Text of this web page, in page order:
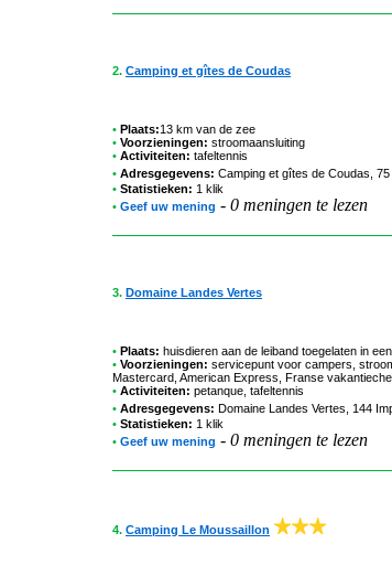
2. Camping et gîtes de Coudas
• Plaats:13 km van de zee
• Voorzieningen: stroomaansluiting
• Activiteiten: tafeltennis
• Adresgegevens: Camping et gîtes de Coudas ,
• Statistieken: 1 klik
• Geef uw mening - 0 meningen te lezen
3. Domaine Landes Vertes
• Plaats: huisdieren aan de leiband toegelaten in
• Voorzieningen: servicepunt voor campers,
Mastercard, American Express, Franse
• Activiteiten: petanque, tafeltennis
• Adresgegevens: Domaine Landes Vertes , 144
• Statistieken: 1 klik
• Geef uw mening - 0 meningen te lezen
4. Camping Le Moussaillon